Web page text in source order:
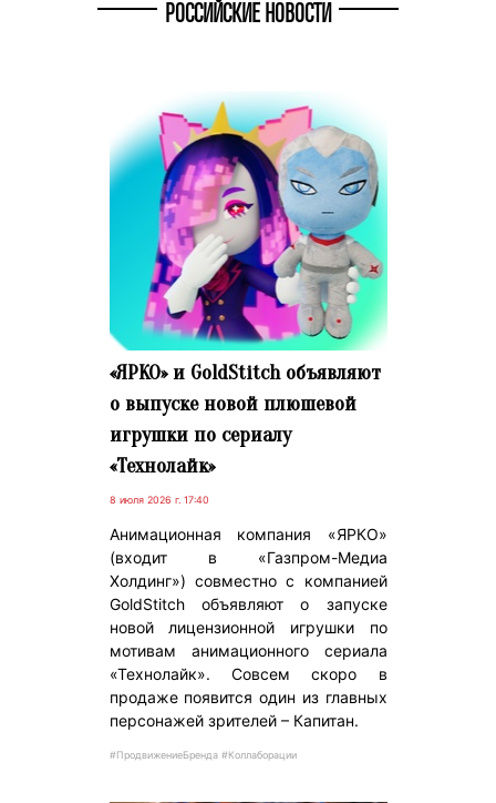
РОССИЙСКИЕ НОВОСТИ
«ЯРКО» и GoldStitch объявляют
о выпуске новой плюшевой
игрушки по сериалу
«Технолайк»
8 июля 2026 г. 17:40
Анимационная компания «ЯРКО»
(входит в «Газпром-Медиа
Холдинг») совместно с компанией
GoldStitch объявляют о запуске
новой лицензионной игрушки по
мотивам анимационного сериала
«Технолайк». Совсем скоро в
продаже появится один из главных
персонажей зрителей – Капитан.
#ПродвижениеБренда #Коллаборации